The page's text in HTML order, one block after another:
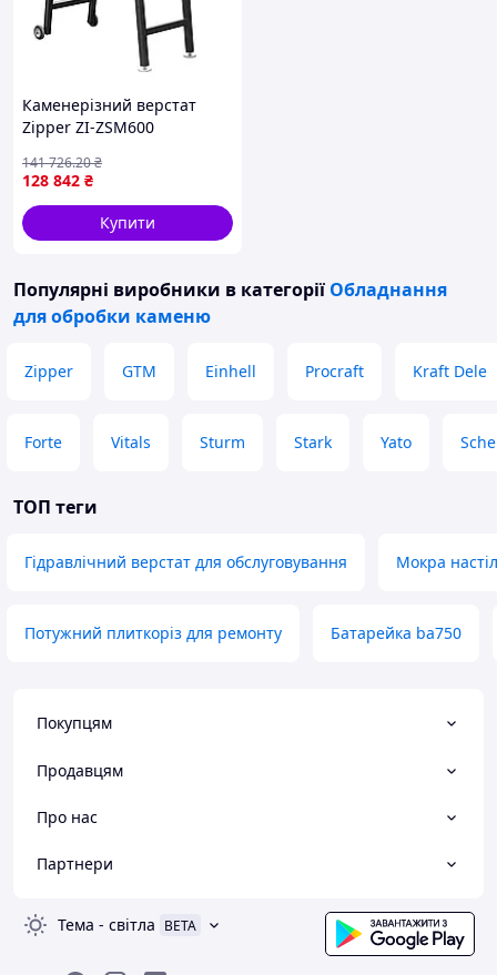
Каменерізний верстат
Zipper ZI-ZSM600
алмазний диск для каменю
цегли бетону
128 842 ₴
141 726.20₴
Купити
Популярні виробники в категорії Обладнання
для обробки каменю
Zipper GTM Einhell Procraft Kraft Dele
Forte Vitals Sturm Stark Yato
ТОП теги
Гідравлічний верстат для обслуговування Мокра
Потужний плиткоріз для ремонту Батарейка ba750
Покупцям
Продавцям
Про нас
Партнери
Тема - світла BETA